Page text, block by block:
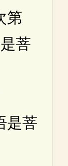
第
菩
菩